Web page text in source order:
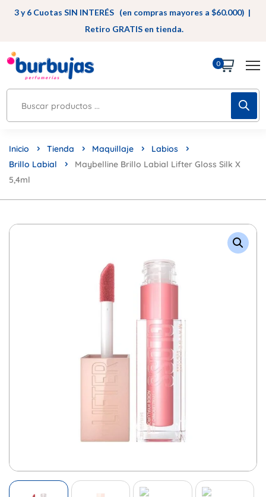
3 y 6 Cuotas SIN INTERÉS (en compras mayores a $60.000) |
Retiro GRATIS en tienda.
0
Inicio Tienda Maquillaje
Labios
Brillo Labial
Maybelline Brillo Labial Lifter Gloss Silk X
5,4ml